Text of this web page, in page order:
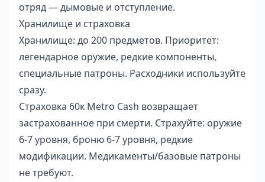
отряд — дымовые и отступление.
Хранилище и страховка
Хранилище: до 200 предметов. Приоритет:
легендарное оружие, редкие компоненты,
специальные патроны. Расходники используйте
сразу.
Страховка 60к Metro Cash возвращает
застрахованное при смерти. Страхуйте: оружие
6-7 уровня, броню 6-7 уровня, редкие
модификации. Медикаменты/базовые патроны
не требуют.